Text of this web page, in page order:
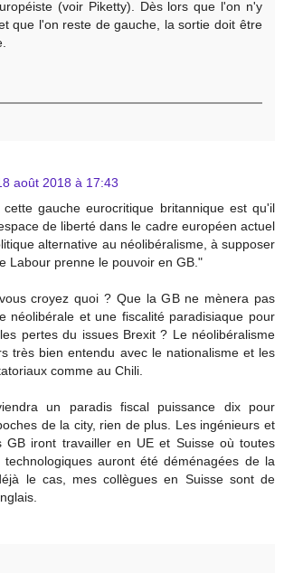
(voir Piketty). Dès lors que l'on n'y
que l'on reste de gauche, la sortie doit être
août 2018 à 17:43
gauche eurocritique britannique est qu'il
de liberté dans le cadre européen actuel
alternative au néolibéralisme, à supposer
Labour prenne le pouvoir en GB."
croyez quoi ? Que la GB ne mènera pas
néolibérale et une fiscalité paradisiaque pour
pertes du issues Brexit ? Le néolibéralisme
très bien entendu avec le nationalisme et les
comme au Chili.
un paradis fiscal puissance dix pour
de la city, rien de plus. Les ingénieurs et
GB iront travailler en UE et Suisse où toutes
technologiques auront été déménagées de la
le cas, mes collègues en Suisse sont de